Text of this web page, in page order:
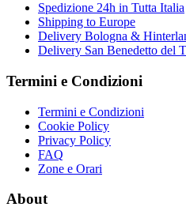
Spedizione 24h in Tutta Italia
Shipping to Europe
Delivery Bologna &
Delivery San Benedetto del
Termini e Condizioni
Termini e Condizioni
Cookie Policy
Privacy Policy
FAQ
Zone e Orari
About